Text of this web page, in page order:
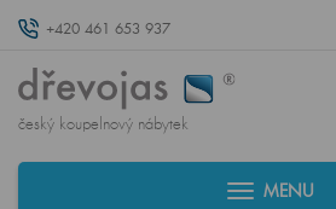
+420 461 653 937
český koupelnový nábytek
MENU